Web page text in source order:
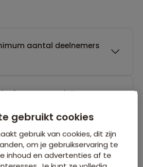
aantal deelnemers
mee op reis?
de beschikking over een
gebruikt cookies
gebruik van cookies, dit zijn
om je gebruikservaring te
inhoud en advertenties af te